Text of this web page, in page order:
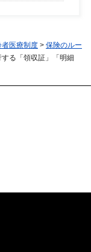
者医療制度 > 保険のルー
る「領収証」「明細